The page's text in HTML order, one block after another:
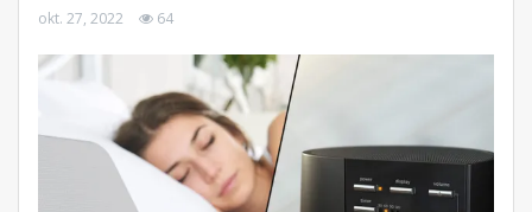
okt. 27, 2022 64